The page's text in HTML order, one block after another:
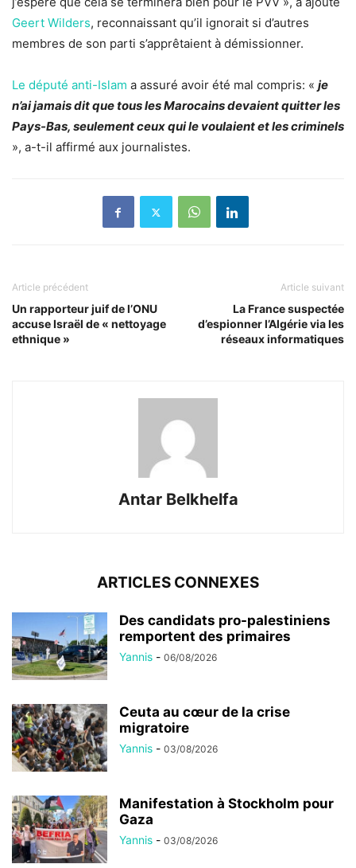
Geert Wilders, reconnaissant qu’il ignorait si d’autres
membres de son parti s’apprêtaient à démissionner.
Le député anti-Islam a assuré avoir été mal compris: « je
n’ai jamais dit que tous les Marocains devaient quitter les
Pays-Bas, seulement ceux qui le voulaient et les criminels
», a-t-il affirmé aux journalistes.
Article précédent
Un rapporteur juif de l’ONU
accuse Israël de « nettoyage
ethnique »
Article suivant
La France suspectée
d’espionner l’Algérie via les
réseaux informatiques
Antar Belkhelfa
ARTICLES CONNEXES
Des candidats pro-palestiniens
remportent des primaires
Yannis - 06/08/2026
Ceuta au cœur de la crise
migratoire
Yannis - 03/08/2026
Manifestation à Stockholm pour
Gaza
Yannis - 03/08/2026